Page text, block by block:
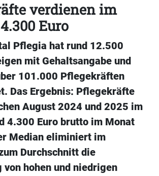
verdienen im
Euro
Pflegia hat rund 12.500
mit Gehaltsangabe und
101.000 Pflegekräften
Das Ergebnis: Pflegekräfte
August 2024 und 2025 im
4.300 Euro brutto im Monat
Median eliminiert im
Durchschnitt die
hohen und niedrigen